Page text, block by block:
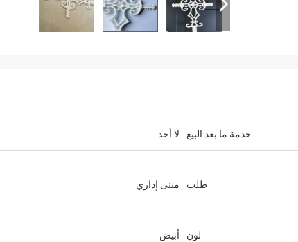
خدمة ما بعد البيع لا أحد
طلب مبنى إداري
لون أبيض